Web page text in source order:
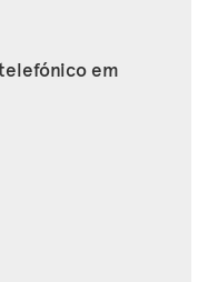
em